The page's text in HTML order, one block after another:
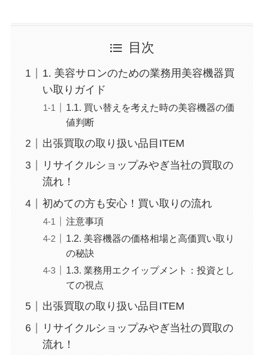
目次
1. 美容サロンのための業務用美容機器買
い取りガイド
1.1. 買い替えを考えた時の美容機器の価
値判断
出張買取の取り扱い品目ITEM
リサイクルショップみやぎ当社の買取の
流れ！
初めての方も安心！買い取りの流れ
注意事項
1.2. 美容機器の価格相場と高価買い取り
の秘訣
1.3. 業務用エクイップメント：投資とし
ての視点
出張買取の取り扱い品目ITEM
リサイクルショップみやぎ当社の買取の
流れ！